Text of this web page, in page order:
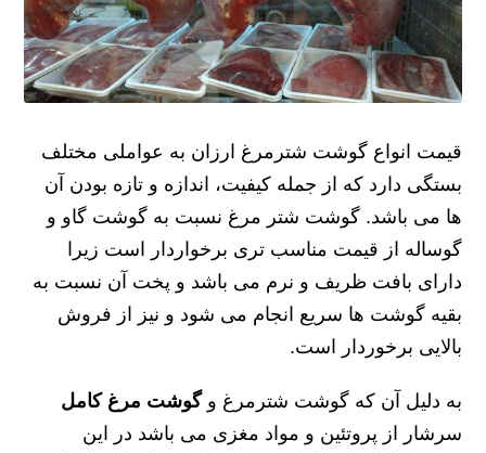
قیمت انواع گوشت شترمرغ ارزان به عواملی مختلف
بستگی دارد که از جمله کیفیت، اندازه و تازه بودن آن
ها می باشد. گوشت شتر مرغ نسبت به گوشت گاو و
گوساله از قیمت مناسب تری برخواردار است زیرا
دارای بافت ظریف و نرم می باشد و پخت آن نسبت به
بقیه گوشت ها سریع انجام می شود و نیز از فروش
بالایی برخوردار است.
به دلیل آن که گوشت شترمرغ وگوشت مرغ کامل
سرشار از پروتئین و مواد مغزی می باشد در این